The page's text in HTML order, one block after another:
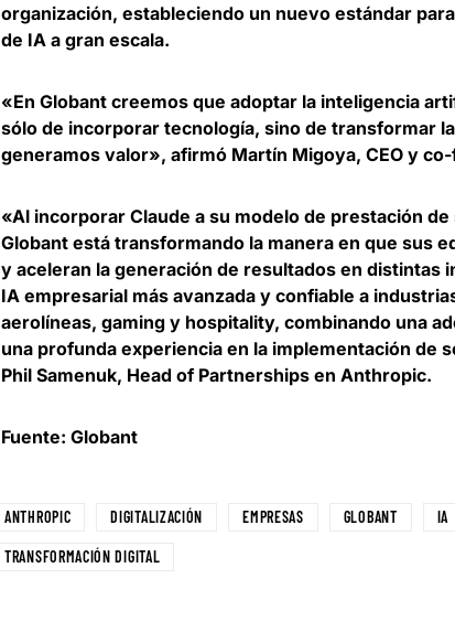
organización, estableciendo un nuevo estándar
de IA a gran escala.
«En Globant creemos que adoptar la inteligencia
sólo de incorporar tecnología, sino de transformar
generamos valor», afirmó Martín Migoya, CEO y
«Al incorporar Claude a su modelo de prestación
Globant está transformando la manera en que sus
y aceleran la generación de resultados en distintas
IA empresarial más avanzada y confiable a
aerolíneas, gaming y hospitality, combinando una
una profunda experiencia en la implementación de
Phil Samenuk, Head of Partnerships en Anthropic.
Fuente: Globant
ANTHROPIC DIGITALIZACIÓN EMPRESAS GLOBANT IA
TRANSFORMACIÓN DIGITAL